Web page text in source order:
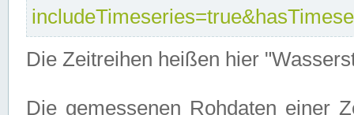
Die Zeitreihen heißen hier
Die gemessenen Rohdaten einer